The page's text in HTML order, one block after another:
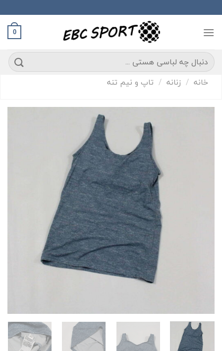
جستجو
برای:
خانه / زنانه / تاپ و نیم تنه